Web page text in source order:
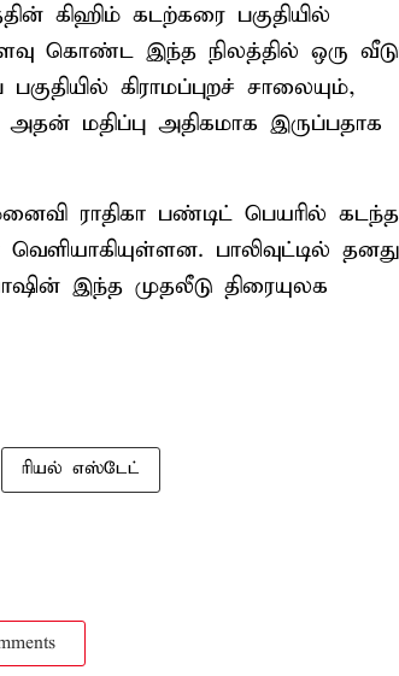
கிஹிம் கடற்கரை பகுதியில்
கொண்ட இந்த நிலத்தில் ஒரு
கிராமப்புறச் சாலையும்,
மதிப்பு அதிகமாக இருப்பதாக
ராதிகா பண்டிட் பெயரில்
பாலிவுட்டில் தனது
இந்த முதலீடு திரையுலக
ரியல் எஸ்டேட்